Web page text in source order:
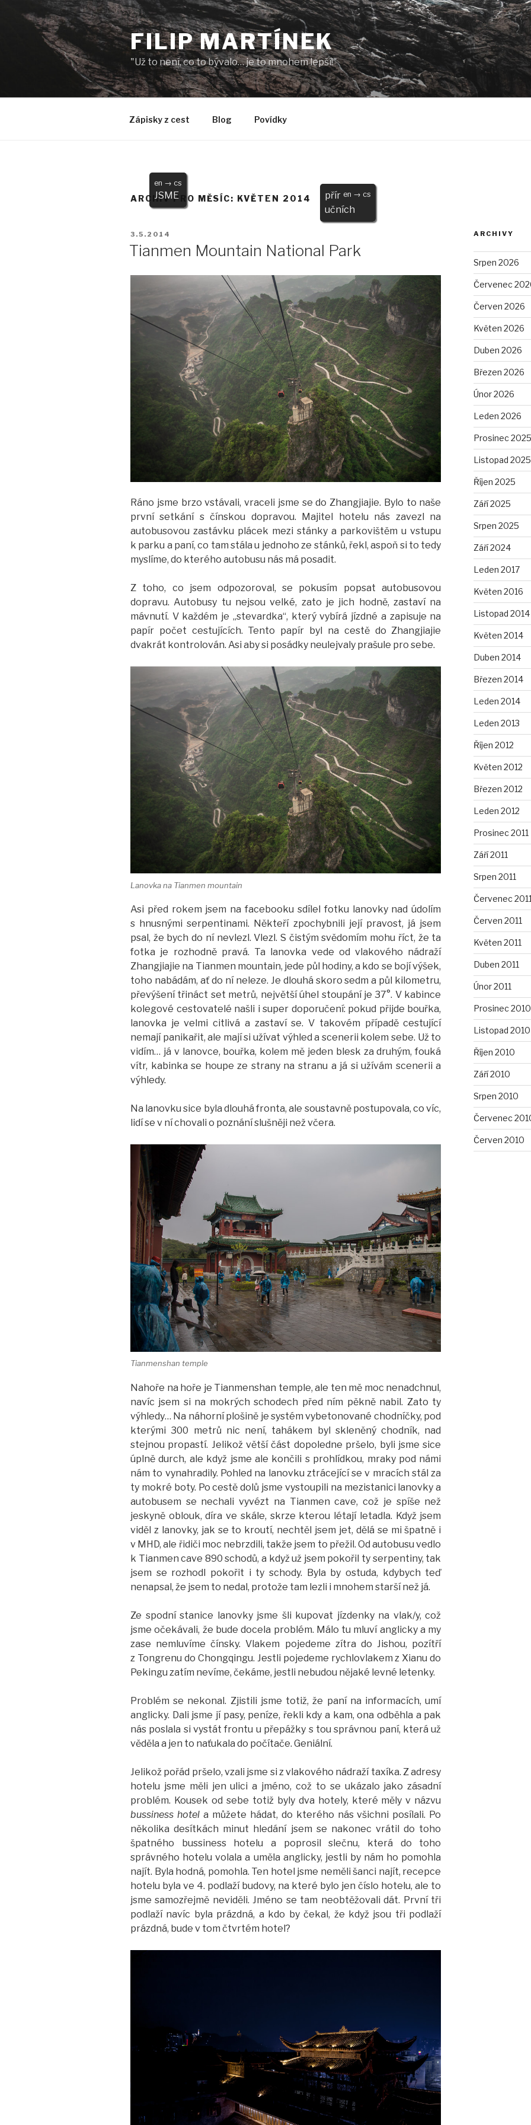
FILIP MARTÍNEK
"Už to není, co to bývalo… je to mnohem lepší!"
Zápisky z cest Blog Povídky
ARCHIV PRO MĚSÍC: KVĚTEN 2014
PUBLIKOVÁNO
3.5.2014
Tianmen Mountain National Park
Ráno jsme brzo vstávali, vraceli jsme se do Zhangjiajie. Bylo to naše
první setkání s čínskou dopravou. Majitel hotelu nás zavezl na
autobusovou zastávku plácek mezi stánky a parkovištěm u vstupu
k parku a paní, co tam stála u jednoho ze stánků, řekl, aspoň si to tedy
myslíme, do kterého autobusu nás má posadit.
Z toho, co jsem odpozoroval, se pokusím popsat autobusovou
dopravu. Autobusy tu nejsou velké, zato je jich hodně, zastaví na
mávnutí. V každém je „stevardka“, který vybírá jízdné a zapisuje na
papír počet cestujících. Tento papír byl na cestě do Zhangjiajie
dvakrát kontrolován. Asi aby si posádky neulejvaly prašule pro sebe.
Lanovka na Tianmen mountain
Asi před rokem jsem na facebooku sdílel fotku lanovky nad údolím
s hnusnými serpentinami. Někteří zpochybnili její pravost, já jsem
psal, že bych do ní nevlezl. Vlezl. S čistým svědomím mohu říct, že ta
fotka je rozhodně pravá. Ta lanovka vede od vlakového nádraží
Zhangjiajie na Tianmen mountain, jede půl hodiny, a kdo se bojí výšek,
toho nabádám, ať do ní neleze. Je dlouhá skoro sedm a půl kilometru,
převýšení třináct set metrů, největší úhel stoupání je 37°. V kabince
kolegové cestovatelé našli i super doporučení: pokud přijde bouřka,
lanovka je velmi citlivá a zastaví se. V takovém případě cestující
nemají panikařit, ale mají si užívat výhled a scenerii kolem sebe. Už to
vidím… já v lanovce, bouřka, kolem mě jeden blesk za druhým, fouká
vítr, kabinka se houpe ze strany na stranu a já si užívám scenerii a
výhledy.
Na lanovku sice byla dlouhá fronta, ale soustavně postupovala, co víc,
lidí se v ní chovali o poznání slušněji než včera.
Tianmenshan temple
Nahoře na hoře je Tianmenshan temple, ale ten mě moc nenadchnul,
navíc jsem si na mokrých schodech před ním pěkně nabil. Zato ty
výhledy… Na náhorní plošině je systém vybetonované chodníčky, pod
kterými 300 metrů nic není, tahákem byl skleněný chodník, nad
stejnou propastí. Jelikož větší část dopoledne pršelo, byli jsme sice
úplně durch, ale když jsme ale končili s prohlídkou, mraky pod námi
nám to vynahradily. Pohled na lanovku ztrácející se v mracích stál za
ty mokré boty. Po cestě dolů jsme vystoupili na mezistanici lanovky a
autobusem se nechali vyvézt na Tianmen cave, což je spíše než
jeskyně oblouk, díra ve skále, skrze kterou létají letadla. Když jsem
viděl z lanovky, jak se to kroutí, nechtěl jsem jet, dělá se mi špatně i
v MHD, ale řidiči moc nebrzdili, takže jsem to přežil. Od autobusu vedlo
k Tianmen cave 890 schodů, a když už jsem pokořil ty serpentiny, tak
jsem se rozhodl pokořit i ty schody. Byla by ostuda, kdybych teď
nenapsal, že jsem to nedal, protože tam lezli i mnohem starší než já.
Ze spodní stanice lanovky jsme šli kupovat jízdenky na vlak/y, což
jsme očekávali, že bude docela problém. Málo tu mluví anglicky a my
zase nemluvíme čínsky. Vlakem pojedeme zítra do Jishou, pozítří
z Tongrenu do Chongqingu. Jestli pojedeme rychlovlakem z Xianu do
Pekingu zatím nevíme, čekáme, jestli nebudou nějaké levné letenky.
Problém se nekonal. Zjistili jsme totiž, že paní na informacích, umí
anglicky. Dali jsme jí pasy, peníze, řekli kdy a kam, ona odběhla a pak
nás poslala si vystát frontu u přepážky s tou správnou paní, která už
věděla a jen to naťukala do počítače. Geniální.
Jelikož pořád pršelo, vzali jsme si z vlakového nádraží taxíka. Z adresy
hotelu jsme měli jen ulici a jméno, což to se ukázalo jako zásadní
problém. Kousek od sebe totiž byly dva hotely, které měly v názvu
bussiness hotela můžete hádat, do kterého nás všichni posílali. Po
několika desítkách minut hledání jsem se nakonec vrátil do toho
špatného bussiness hotelu a poprosil slečnu, která do toho
správného hotelu volala a uměla anglicky, jestli by nám ho pomohla
najít. Byla hodná, pomohla. Ten hotel jsme neměli šanci najít, recepce
hotelu byla ve 4. podlaží budovy, na které bylo jen číslo hotelu, ale to
jsme samozřejmě neviděli. Jméno se tam neobtěžovali dát. První tři
podlaží navíc byla prázdná, a kdo by čekal, že když jsou tři podlaží
prázdná, bude v tom čtvrtém hotel?
en → cs
přír
učních
en → cs
JSME
ARCHIVY
Srpen 2026
Červenec
Červen 2026
Květen 2026
Duben 2026
Březen 2026
Únor 2026
Leden 2026
Prosinec 2025
Listopad 2025
Říjen 2025
Září 2025
Srpen 2025
Září 2024
Leden 2017
Květen 2016
Listopad 2014
Květen 2014
Duben 2014
Březen 2014
Leden 2014
Leden 2013
Říjen 2012
Květen 2012
Březen 2012
Leden 2012
Prosinec 2011
Září 2011
Srpen 2011
Červenec
Červen 2011
Květen 2011
Duben 2011
Únor 2011
Prosinec 2010
Listopad 2010
Říjen 2010
Září 2010
Srpen 2010
Červenec
Červen 2010